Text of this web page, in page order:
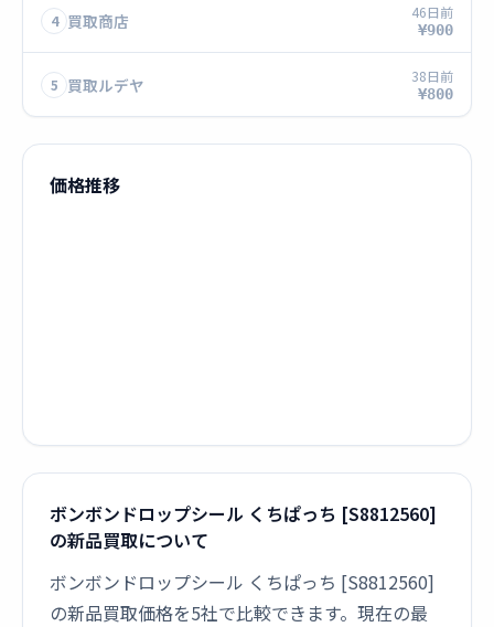
4 買取商店 46日前
¥900
5 買取ルデヤ 38日前
¥800
価格推移
ボンボンドロップシール くちぱっち [S8812560]
の新品買取について
ボンボンドロップシール くちぱっち [S8812560]
の新品買取価格を5社で比較できます。現在の最